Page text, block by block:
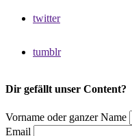
twitter
tumblr
Dir gefällt unser Content?
Vorname oder ganzer Name
Email